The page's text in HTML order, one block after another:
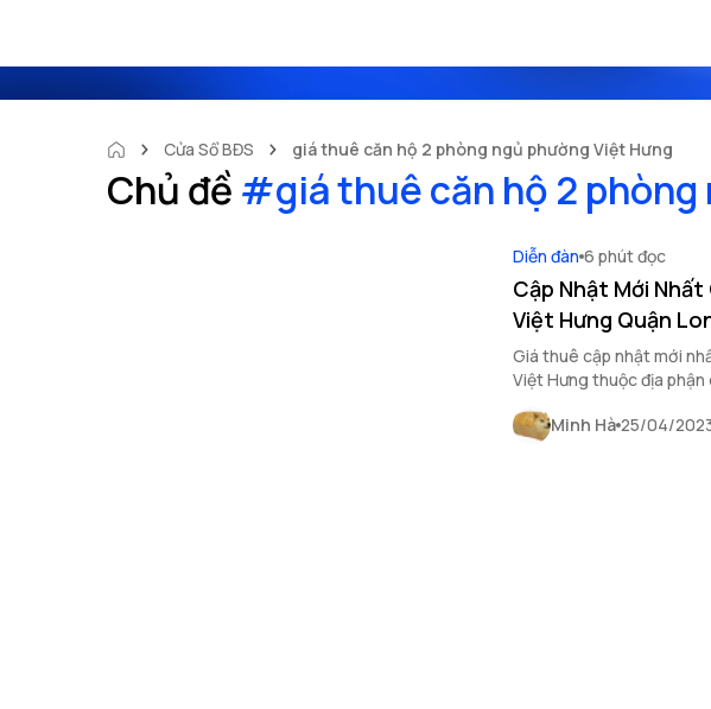
Cửa Sổ BĐS giá thuê căn hộ 2 phòng ngủ phường Việt Hưng
Chủ đề #giá thuê căn hộ 2
Diễn đàn 6 phút đọc
Cập Nhật Mới
Việt Hưng Quận
Giá thuê cập nhật mới
Việt Hưng thuộc địa phận
Minh Hà 25/04/